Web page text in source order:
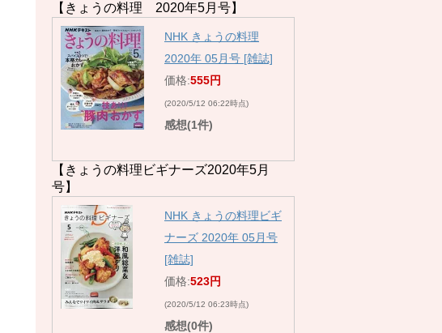
【きょうの料理 2020年5月号】
NHK きょうの料理
2020年 05月号 [雑誌]
価格:555円
(2020/5/12 06:22時点)
感想(1件)
【きょうの料理ビギナーズ2020年5月
号】
NHK きょうの料理ビギ
ナーズ 2020年 05月号
[雑誌]
価格:523円
(2020/5/12 06:23時点)
感想(0件)